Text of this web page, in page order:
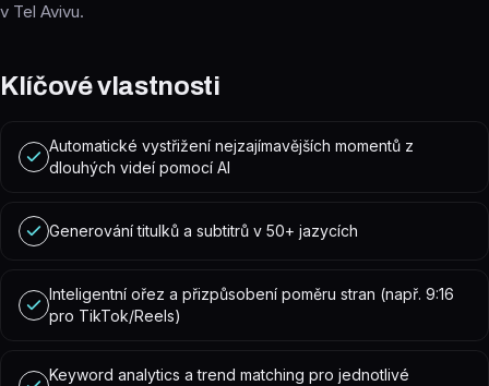
v Tel Avivu.
Klíčové vlastnosti
Automatické vystřižení nejzajímavějších momentů z
dlouhých videí pomocí AI
Generování titulků a subtitrů v 50+ jazycích
Inteligentní ořez a přizpůsobení poměru stran (např. 9:16
pro TikTok/Reels)
Keyword analytics a trend matching pro jednotlivé